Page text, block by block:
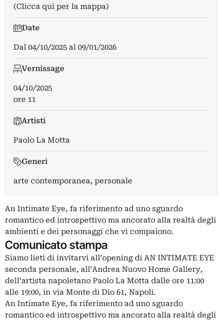
(Clicca qui per la mappa)
Date
Dal 04/10/2025 al 09/01/2026
Vernissage
04/10/2025
ore 11
Artisti
Paolo La Motta
Generi
arte contemporanea, personale
An Intimate Eye, fa riferimento ad uno sguardo
romantico ed introspettivo ma ancorato alla realtà degli
ambienti e dei personaggi che vi compaiono.
Comunicato stampa
Siamo lieti di invitarvi all’opening di AN INTIMATE EYE
seconda personale, all’Andrea Nuovo Home Gallery,
dell’artista napoletano Paolo La Motta dalle ore 11:00
alle 19:00, in via Monte di Dio 61, Napoli.
An Intimate Eye, fa riferimento ad uno sguardo
romantico ed introspettivo ma ancorato alla realtà degli